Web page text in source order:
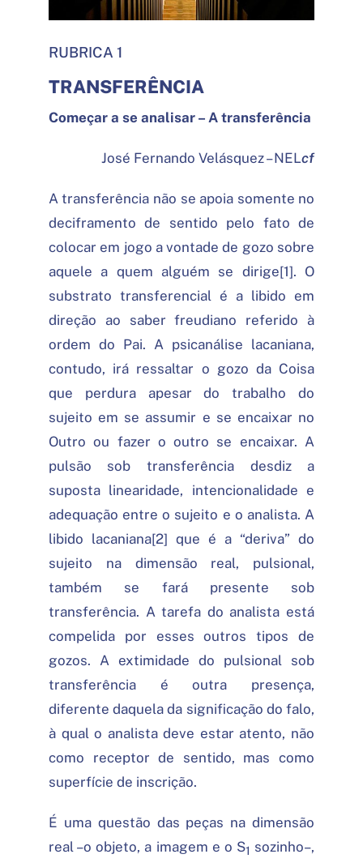
RUBRICA 1
TRANSFERÊNCIA
Começar a se analisar – A transferência
José Fernando Velásquez – NELcf
A transferência não se apoia somente no
deciframento de sentido pelo fato de
colocar em jogo a vontade de gozo sobre
aquele a quem alguém se dirige[1]. O
substrato transferencial é a libido em
direção ao saber freudiano referido à
ordem do Pai. A psicanálise lacaniana,
contudo, irá ressaltar o gozo da Coisa
que perdura apesar do trabalho do
sujeito em se assumir e se encaixar no
Outro ou fazer o outro se encaixar. A
pulsão sob transferência desdiz a
suposta linearidade, intencionalidade e
adequação entre o sujeito e o analista. A
libido lacaniana[2] que é a “deriva” do
sujeito na dimensão real, pulsional,
também se fará presente sob
transferência. A tarefa do analista está
compelida por esses outros tipos de
gozos. A extimidade do pulsional sob
transferência é outra presença,
diferente daquela da significação do falo,
à qual o analista deve estar atento, não
como receptor de sentido, mas como
superfície de inscrição.
É uma questão das peças na dimensão
real –o objeto, a imagem e o S1 sozinho–,